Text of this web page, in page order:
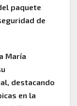
paquete
de
María
destacando
en la